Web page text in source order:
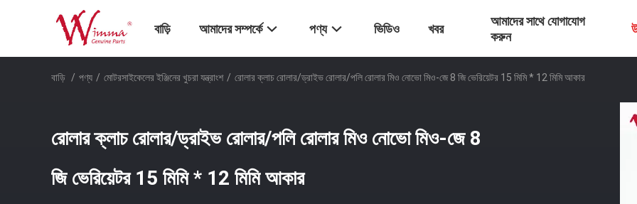
বাড়ি আমাদের সম্পর্কে পণ্য ভিডিও খবর
আমাদের সাথে যোগাযোগ
করুন
বাড়ি / পণ্য / মোটরসাইকেলের ইঞ্জিনের খুচরা যন্ত্রাংশ / রোলার ক্লাচ রোলার/ড্রাইভ রোলার/পলি রোলার মিও নোভো মিও-জে 8 জি ভেরিয়েটর 15 মিমি * 12 মিমি আকার
রোলার ক্লাচ রোলার/ড্রাইভ রোলার/পলি রোলার মিও নোভো মিও-জে 8
জি ভেরিয়েটর 15 মিমি * 12 মিমি আকার